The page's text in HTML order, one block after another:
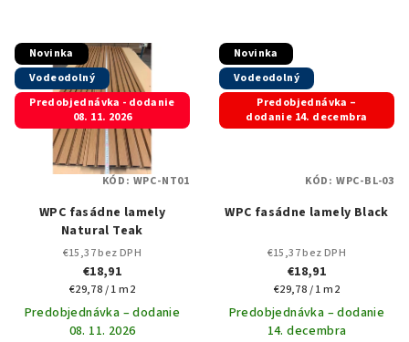
Novinka
Vodeodolný
Predobjednávka - dodanie
08. 11. 2026
WPC fasádne lamely
Natural Teak
€15,37 bez DPH
€18,91
Jednotková
cena:
€29,78 / 1 m2
Predobjednávka – dodanie
08. 11. 2026
KÓD: WPC-NT01
Novinka
Vodeodolný
Predobjednávka –
dodanie 14. decembra
WPC fasádne lamely Black
€15,37 bez DPH
€18,91
Jednotková
cena:
€29,78 / 1 m2
Predobjednávka – dodanie
14. decembra
KÓD: WPC-BL-03